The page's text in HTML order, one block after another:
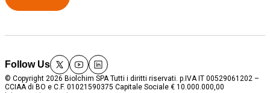
Follow Us
twitteryoutube
linkedin
© Copyright 2026 Biolchim SPA Tutti i diritti riservati. p.IVA IT 00529061202 –
CCIAA di BO e C.F. 01021590375 Capitale Sociale € 10.000.000,00